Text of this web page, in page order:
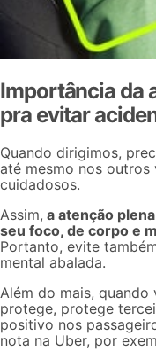
Importância da
pra evitar
Quando dirigimos,
até mesmo nos
cuidadosos.
Assim, a atenção
seu foco, de corpo e
Portanto, evite
mental abalada.
Além do mais,
protege, protege
positivo nos
nota na Uber, por